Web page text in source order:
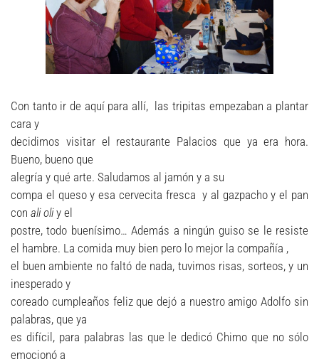
Con tanto ir de aquí para allí, las tripitas empezaban a plantar
cara y
decidimos visitar el restaurante Palacios que ya era hora.
Bueno, bueno que
alegría y qué arte. Saludamos al jamón y a su
compa el queso y esa cervecita fresca y al gazpacho y el pan
con ali oliy el
postre, todo buenísimo… Además a ningún guiso se le resiste
el hambre. La comida muy bien pero lo mejor la compañía ,
el buen ambiente no faltó de nada, tuvimos risas, sorteos, y un
inesperado y
coreado cumpleaños feliz que dejó a nuestro amigo Adolfo sin
palabras, que ya
es difícil, para palabras las que le dedicó Chimo que no sólo
emocionó a